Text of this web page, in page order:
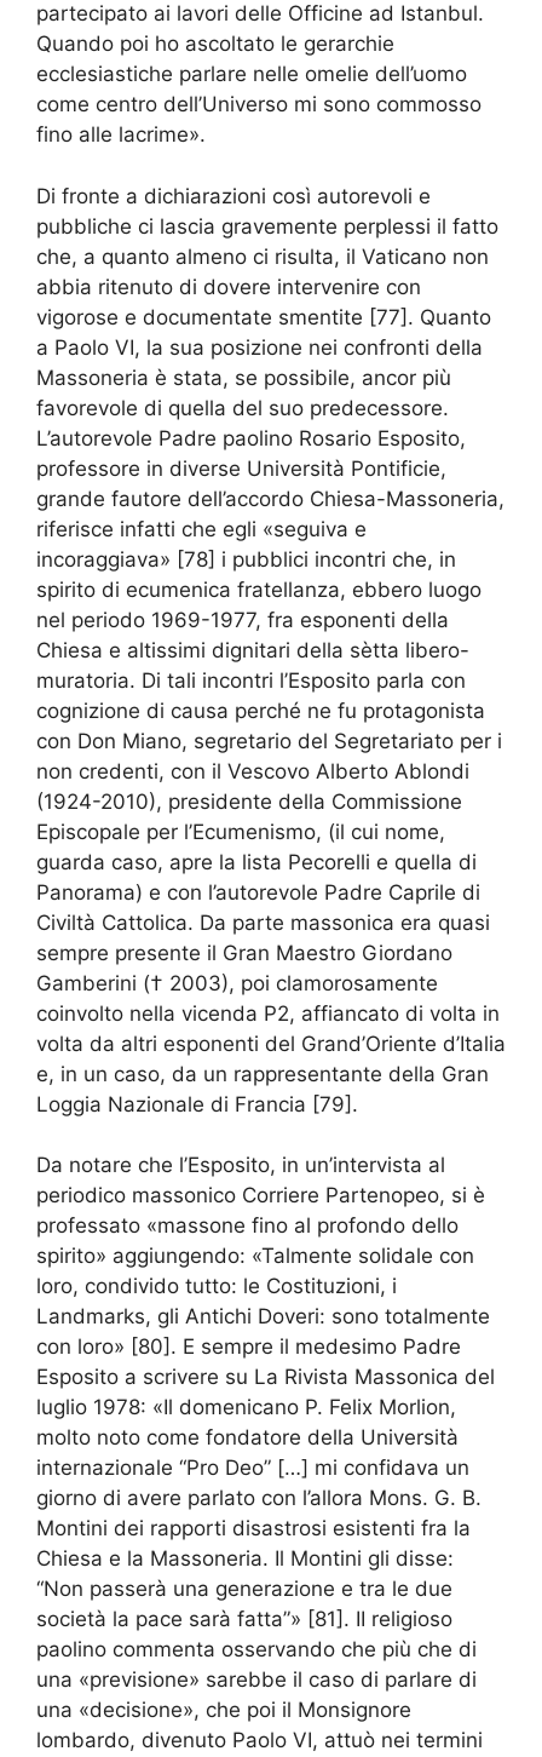
partecipato ai lavori delle Officine ad Istanbul.
Quando poi ho ascoltato le gerarchie
ecclesiastiche parlare nelle omelie dell’uomo
come centro dell’Universo mi sono commosso
fino alle lacrime».
Di fronte a dichiarazioni così autorevoli e
pubbliche ci lascia gravemente perplessi il fatto
che, a quanto almeno ci risulta, il Vaticano non
abbia ritenuto di dovere intervenire con
vigorose e documentate smentite [77]. Quanto
a Paolo VI, la sua posizione nei confronti della
Massoneria è stata, se possibile, ancor più
favorevole di quella del suo predecessore.
L’autorevole Padre paolino Rosario Esposito,
professore in diverse Università Pontificie,
grande fautore dell’accordo Chiesa-Massoneria,
riferisce infatti che egli «seguiva e
incoraggiava» [78] i pubblici incontri che, in
spirito di ecumenica fratellanza, ebbero luogo
nel periodo 1969-1977, fra esponenti della
Chiesa e altissimi dignitari della sètta libero-
muratoria. Di tali incontri l’Esposito parla con
cognizione di causa perché ne fu protagonista
con Don Miano, segretario del Segretariato per i
non credenti, con il Vescovo Alberto Ablondi
(1924-2010), presidente della Commissione
Episcopale per l’Ecumenismo, (il cui nome,
guarda caso, apre la lista Pecorelli e quella di
Panorama) e con l’autorevole Padre Caprile di
Civiltà Cattolica. Da parte massonica era quasi
sempre presente il Gran Maestro Giordano
Gamberini († 2003), poi clamorosamente
coinvolto nella vicenda P2, affiancato di volta in
volta da altri esponenti del Grand’Oriente d’Italia
e, in un caso, da un rappresentante della Gran
Loggia Nazionale di Francia [79].
Da notare che l’Esposito, in un’intervista al
periodico massonico Corriere Partenopeo, si è
professato «massone fino al profondo dello
spirito» aggiungendo: «Talmente solidale con
loro, condivido tutto: le Costituzioni, i
Landmarks, gli Antichi Doveri: sono totalmente
con loro» [80]. E sempre il medesimo Padre
Esposito a scrivere su La Rivista Massonica del
luglio 1978: «Il domenicano P. Felix Morlion,
molto noto come fondatore della Università
internazionale “Pro Deo” […] mi confidava un
giorno di avere parlato con l’allora Mons. G. B.
Montini dei rapporti disastrosi esistenti fra la
Chiesa e la Massoneria. Il Montini gli disse:
“Non passerà una generazione e tra le due
società la pace sarà fatta”» [81]. II religioso
paolino commenta osservando che più che di
una «previsione» sarebbe il caso di parlare di
una «decisione», che poi il Monsignore
lombardo, divenuto Paolo VI, attuò nei termini